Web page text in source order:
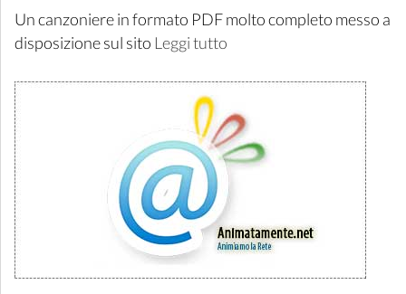
Un canzoniere in formato PDF molto completo messo a
disposizione sul sito Leggi tutto